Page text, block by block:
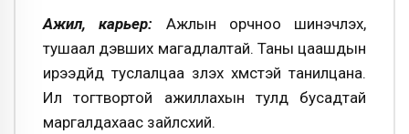
Ажил, карьер: Ажлын орчноо шинэчлэх,
тушаал дэвших магадлалтай. Таны цаашдын
ирээдүйд туслалцаа үзүүлэх хүмүүстэй танилцана.
Илүү тогтвортой ажиллахын тулд бусадтай
маргалдахаас зайлсхий.